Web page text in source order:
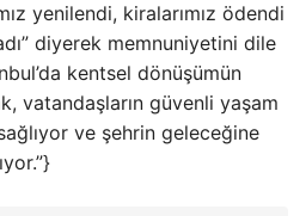
yenilendi, kiralarımız ödendi
diyerek memnuniyetini dile
kentsel dönüşümün
vatandaşların güvenli yaşam
ve şehrin geleceğine